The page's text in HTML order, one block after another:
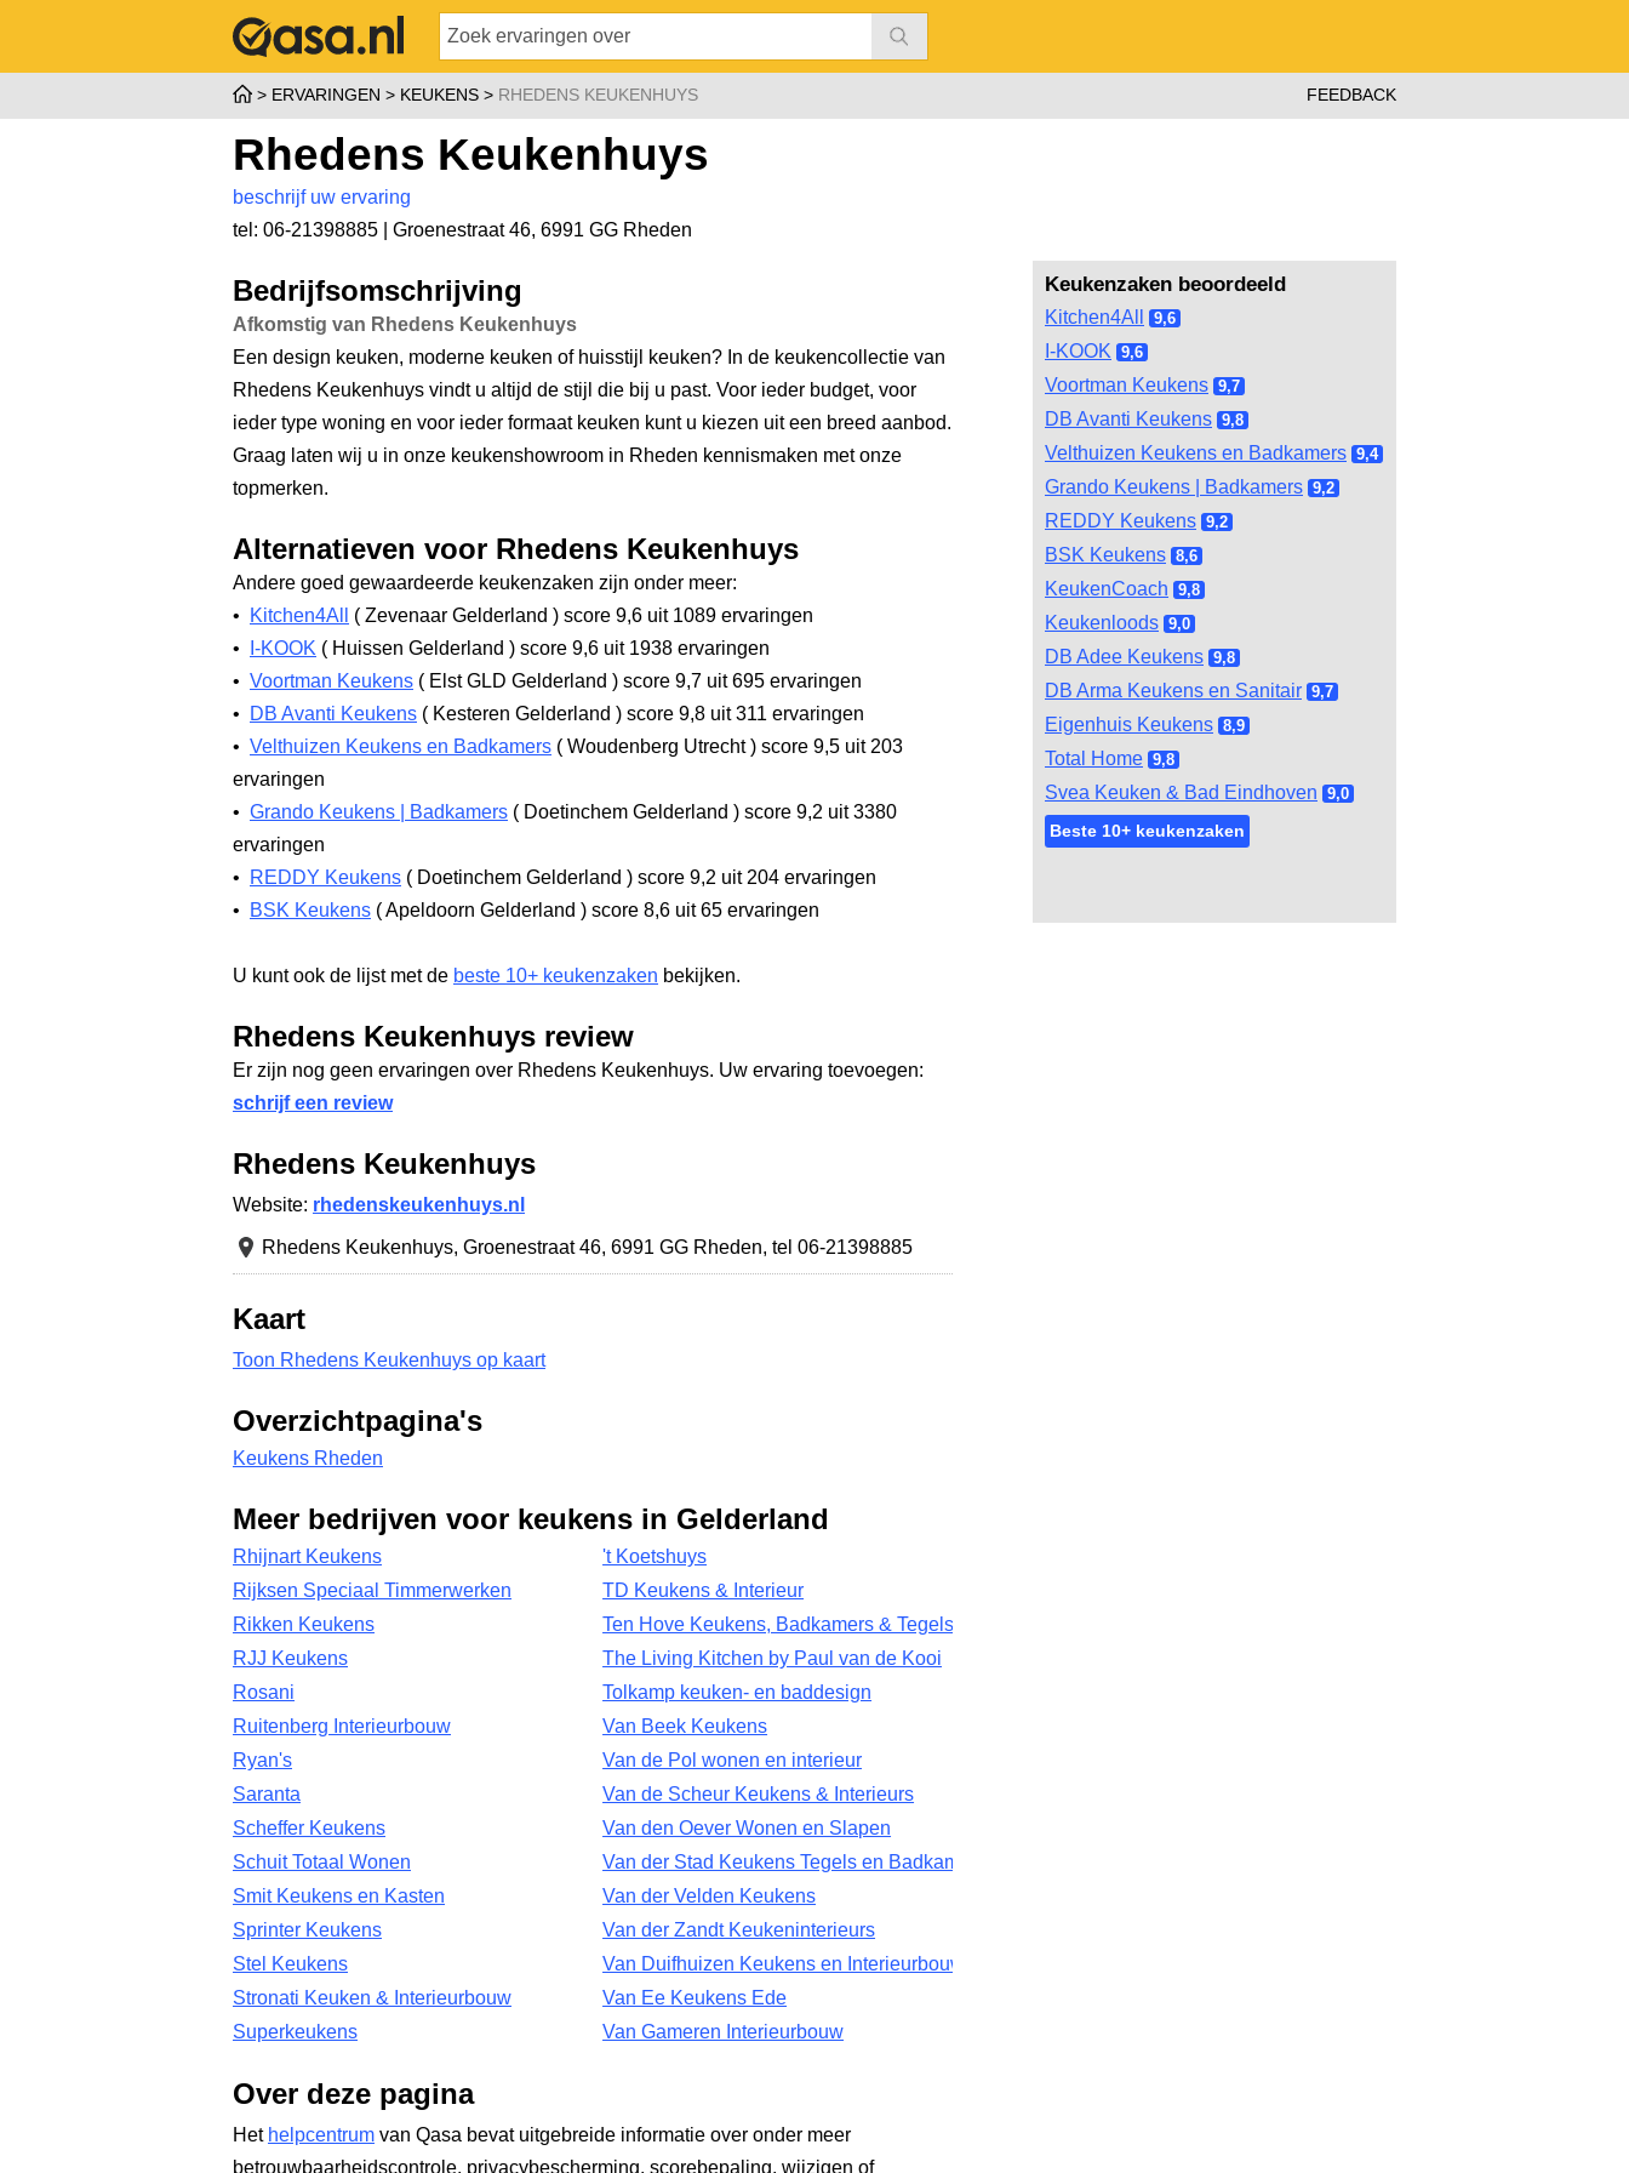
ERVARINGEN KEUKENS RHEDENS KEUKENHUYS FEEDBACK
Rhedens Keukenhuys
beschrijf uw ervaring
tel: 06-21398885 | Groenestraat 46, 6991 GG Rheden
Keukenzaken beoordeeld
Kitchen4All 9,6
I-KOOK 9,6
Voortman Keukens 9,7
DB Avanti Keukens 9,8
Velthuizen Keukens en Badkamers 9,4
Grando Keukens | Badkamers 9,2
REDDY Keukens 9,2
BSK Keukens 8,6
KeukenCoach 9,8
Keukenloods 9,0
DB Adee Keukens 9,8
DB Arma Keukens en Sanitair 9,7
Eigenhuis Keukens 8,9
Total Home 9,8
Svea Keuken & Bad Eindhoven 9,0
Beste 10+ keukenzaken
Bedrijfsomschrijving
Afkomstig van Rhedens Keukenhuys
Een design keuken, moderne keuken of huisstijl keuken? In de keukencollectie van
Rhedens Keukenhuys vindt u altijd de stijl die bij u past. Voor ieder budget, voor
ieder type woning en voor ieder formaat keuken kunt u kiezen uit een breed aanbod.
Graag laten wij u in onze keukenshowroom in Rheden kennismaken met onze
topmerken.
Alternatieven voor Rhedens Keukenhuys
Andere goed gewaardeerde keukenzaken zijn onder meer:
•
Kitchen4All ( Zevenaar Gelderland ) score 9,6 uit 1089 ervaringen
•
I-KOOK ( Huissen Gelderland ) score 9,6 uit 1938 ervaringen
• Voortman Keukens ( Elst GLD Gelderland ) score 9,7 uit 695 ervaringen
•
DB Avanti Keukens ( Kesteren Gelderland ) score 9,8 uit 311 ervaringen
• Velthuizen Keukens en Badkamers ( Woudenberg Utrecht) score 9,5 uit 203
ervaringen
• Grando Keukens | Badkamers ( Doetinchem Gelderland ) score 9,2 uit 3380
ervaringen
•
REDDY Keukens ( Doetinchem Gelderland ) score 9,2 uit 204 ervaringen
•
BSK Keukens (Apeldoorn Gelderland ) score 8,6 uit 65 ervaringen
U kunt ook de lijst met de beste 10+ keukenzaken bekijken.
Rhedens Keukenhuys review
Er zijn nog geen ervaringen over Rhedens Keukenhuys. Uw ervaring toevoegen:
schrijf een review
Rhedens Keukenhuys
Website: rhedenskeukenhuys.nl
Rhedens Keukenhuys, Groenestraat 46, 6991 GG Rheden, tel 06-21398885
Kaart
Toon Rhedens Keukenhuys op kaart
Overzichtpagina's
Keukens Rheden
Meer bedrijven voor keukens in Gelderland
Rhijnart Keukens
Rijksen Speciaal Timmerwerken
Rikken Keukens
RJJ Keukens
Rosani
Ruitenberg Interieurbouw
Ryan's
Saranta
Scheffer Keukens
Schuit Totaal Wonen
Smit Keukens en Kasten
Sprinter Keukens
Stel Keukens
Stronati Keuken & Interieurbouw
Superkeukens
't Koetshuys
TD Keukens & Interieur
Ten Hove Keukens, Badkamers & Tegels
The Living Kitchen by Paul van de Kooi
Tolkamp keuken- en baddesign
Van Beek Keukens
Van de Pol wonen en interieur
Van de Scheur Keukens & Interieurs
Van den Oever Wonen en Slapen
Van der Stad Keukens Tegels en Badkamers
Van der Velden Keukens
Van der Zandt Keukeninterieurs
Van Duifhuizen Keukens en Interieurbouw
Van Ee Keukens Ede
Van Gameren Interieurbouw
Over deze pagina
Het helpcentrum van Qasa bevat uitgebreide informatie over onder meer
betrouwbaarheidscontrole, privacybescherming, scorebepaling, wijzigen of